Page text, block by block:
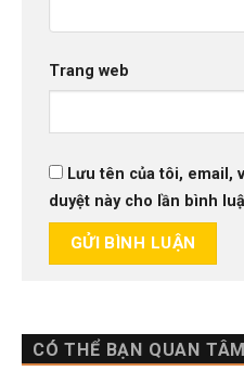
CÓ THỂ BẠN QUAN TÂM
Trang web
Lưu tên của tôi, email,
duyệt này cho lần bình